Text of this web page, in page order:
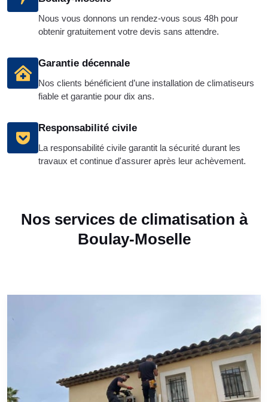
Nous vous donnons un rendez-vous sous 48h pour
obtenir gratuitement votre devis sans attendre.
Garantie décennale
Nos clients bénéficient d’une installation de climatiseurs
fiable et garantie pour dix ans.
Responsabilité civile
La responsabilité civile garantit la sécurité durant les
travaux et continue d'assurer après leur achèvement.
Nos services de climatisation à
Boulay-Moselle